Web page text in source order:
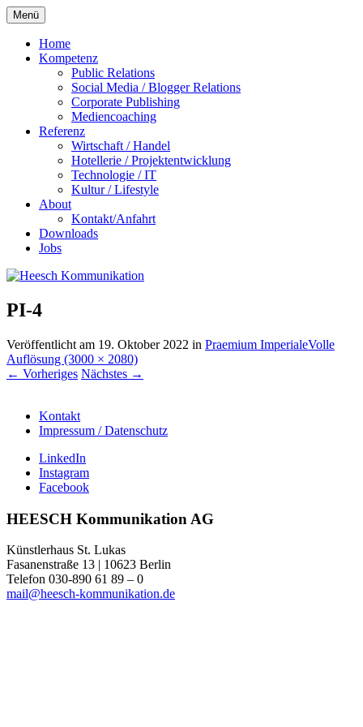
Menü Zum
Inhalt
springen
Home
Kompetenz
Public Relations
Social Media / Blogger Relations
Corporate Publishing
Mediencoaching
Referenz
Wirtschaft / Handel
Hotellerie / Projektentwicklung
Technologie / IT
Kultur / Lifestyle
About
Kontakt/Anfahrt
Downloads
Jobs
PI-4
Veröffentlicht am 19. Oktober 2022 in Praemium ImperialeVolle
Auflösung (3000 × 2080)
← Vorheriges Nächstes →
Kontakt
Impressum / Datenschutz
LinkedIn
Instagram
Facebook
HEESCH Kommunikation AG
Künstlerhaus St. Lukas
Fasanenstraße 13 | 10623 Berlin
Telefon 030-890 61 89 – 0
mail@heesch-kommunikation.de